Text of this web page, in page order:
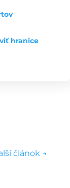
hranice
článok →